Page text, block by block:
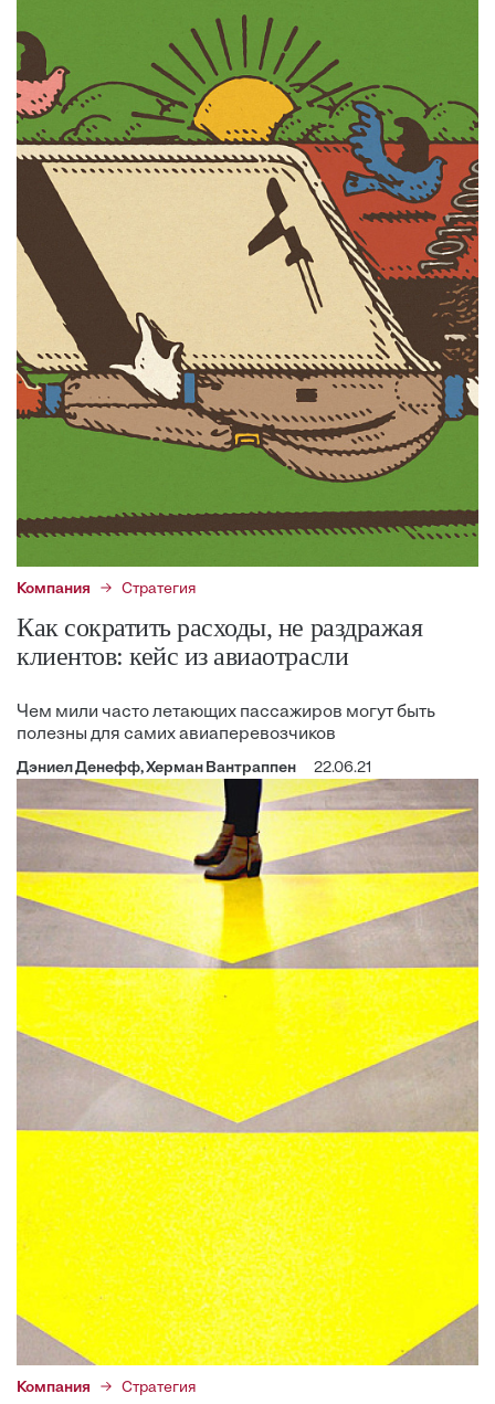
Компания Стратегия
Как сократить расходы, не раздражая
клиентов: кейс из авиаотрасли
Чем мили часто летающих пассажиров могут быть
полезны для самих авиаперевозчиков
Дэниел Денефф, Херман Вантраппен 22.06.21
Компания Стратегия